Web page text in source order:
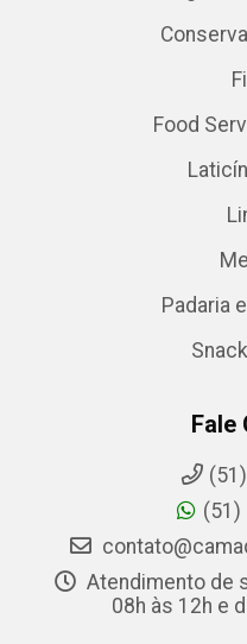
Food
Padaria
Fale
(51)
Atendimento de
08h às 12h e